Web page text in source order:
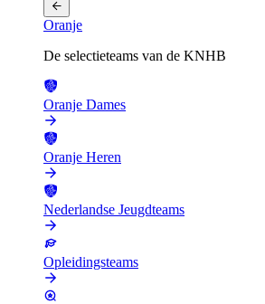
Oranje
De selectieteams van de KNHB
Oranje Dames
Oranje Heren
Nederlandse Jeugdteams
Opleidingsteams